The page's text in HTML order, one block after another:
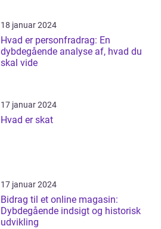
18 januar 2024
Hvad er personfradrag: En
dybdegående analyse af, hvad du
skal vide
17 januar 2024
Hvad er skat
17 januar 2024
Bidrag til et online magasin:
Dybdegående indsigt og historisk
udvikling